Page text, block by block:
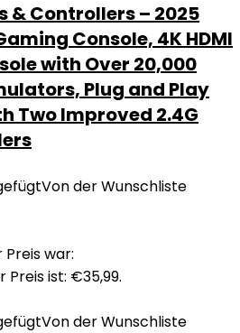
& Controllers – 2025
Console, 4K HDMI
with Over 20,000
Plug and Play
Two Improved 2.4G
Von der Wunschliste
war:
Preis ist: €35,99.
Von der Wunschliste